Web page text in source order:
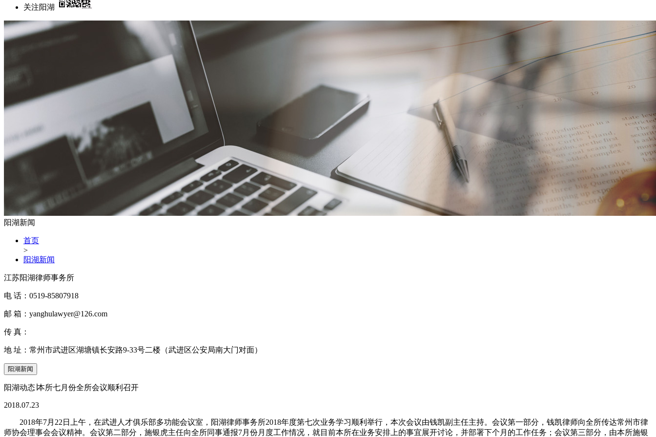
关注阳湖
阳湖新闻
首页
>
阳湖新闻
江苏阳湖律师事务所
电 话： 0519-85807918
邮 箱： yanghulawyer@126.com
传 真：
地 址： 常州市武进区湖塘镇长安路9-33号二楼（武进区公安局南大门对面）
阳湖新闻
阳湖动态∣本所七月份全所会议顺利召开
2018.07.23
2018年7月22日上午，在武进人才俱乐部多功能会议室，阳湖律师事务所2018年度第七次业务学习顺利举行，本次会议由钱凯副主任主持。会议第一部分，钱凯律师向全所传达常州市律
师协会理事会会议精神。会议第二部分，施银虎主任向全所同事通报7月份月度工作情况，就目前本所在业务安排上的事宜展开讨论，并部署下个月的工作任务；会议第三部分，由本所施银